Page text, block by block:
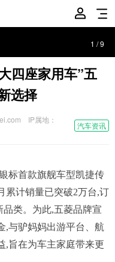
1 /9
四座家用车”五
选择
汽车资讯
IP属地：
标首款旗舰车型凯捷传
累计销量已突破2万台,订
类。为此,五菱品牌宣
,与驴妈妈出游平台、航
,旨在为车主家庭带来更